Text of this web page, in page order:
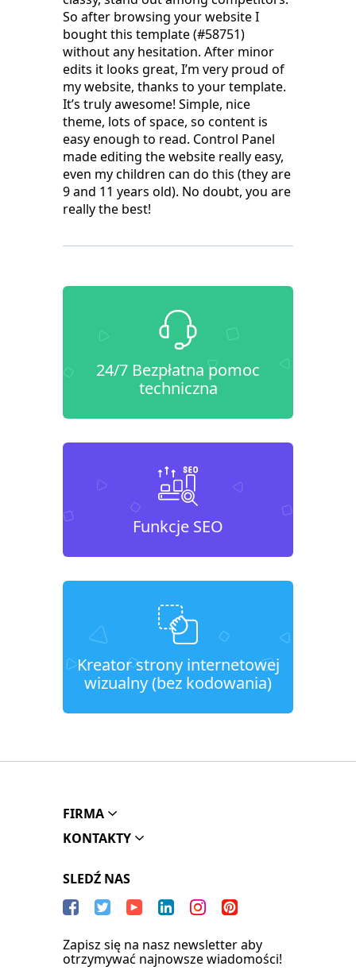
So after browsing your website I
bought this template (#58751)
without any hesitation. After minor
edits it looks great, I’m very proud of
my website, thanks to your template.
It’s truly awesome! Simple, nice
theme, lots of space, so content is
easy enough to read. Control Panel
made editing the website really easy,
even my children can do this (they are
9 and 11 years old). No doubt, you are
really the best!
24/7 Bezpłatna pomoc
techniczna
Funkcje SEO
Kreator strony internetowej
wizualny (bez kodowania)
FIRMA
KONTAKTY
SLEDŹ NAS
Zapisz się na nasz newsletter aby
otrzymywać najnowsze wiadomości!